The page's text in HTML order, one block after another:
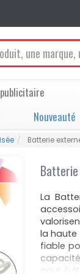
Nouveauté
Batterie
La
la haute
fiable
pour